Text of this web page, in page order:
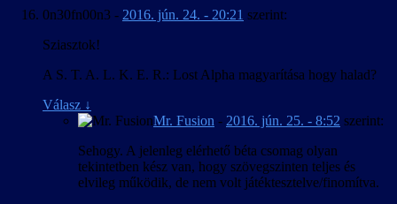
0n30fn00n3 - 2016. jún. 24. - 20:21 szerint:
Sziasztok!
A S. T. A. L. K. E. R.: Lost Alpha magyarítása hogy halad?
Válasz ↓
Mr. Fusion - 2016. jún. 25. - 8:52 szerint:
Sehogy. A jelenleg elérhető béta csomag olyan
tekintetben kész van, hogy szövegszinten teljes és
elvileg működik, de nem volt játéktesztelve/finomítva.